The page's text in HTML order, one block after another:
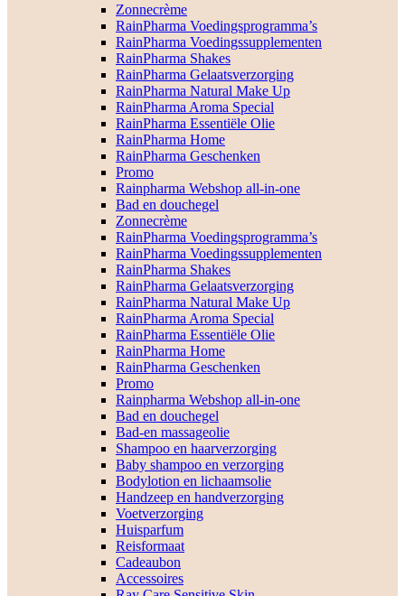
Zonnecrème
RainPharma Voedingsprogramma’s
RainPharma Voedingssupplementen
RainPharma Shakes
RainPharma Gelaatsverzorging
RainPharma Natural Make Up
RainPharma Aroma Special
RainPharma Essentiële Olie
RainPharma Home
RainPharma Geschenken
Promo
Rainpharma Webshop all-in-one
Bad en douchegel
Zonnecrème
RainPharma Voedingsprogramma’s
RainPharma Voedingssupplementen
RainPharma Shakes
RainPharma Gelaatsverzorging
RainPharma Natural Make Up
RainPharma Aroma Special
RainPharma Essentiële Olie
RainPharma Home
RainPharma Geschenken
Promo
Rainpharma Webshop all-in-one
Bad en douchegel
Bad-en massageolie
Shampoo en haarverzorging
Baby shampoo en verzorging
Bodylotion en lichaamsolie
Handzeep en handverzorging
Voetverzorging
Huisparfum
Reisformaat
Cadeaubon
Accessoires